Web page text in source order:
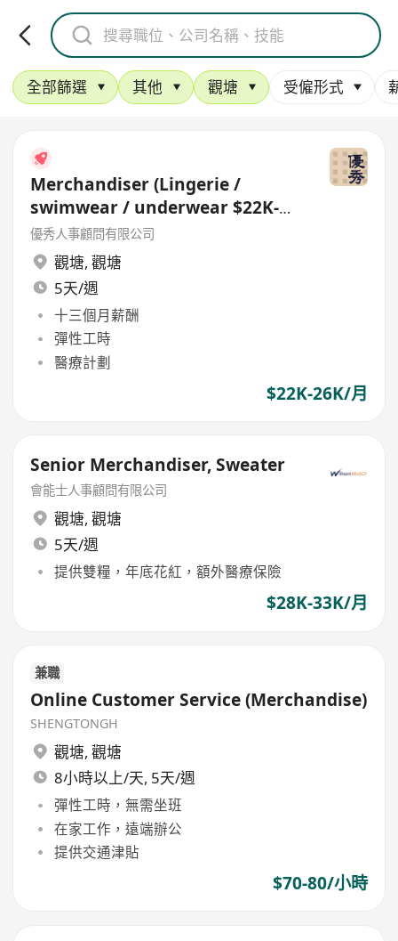
全部篩選 其他 觀塘 受僱形式
Merchandiser (Lingerie /
swimwear / underwear $22K-
26K)
優秀人事顧問有限公司
觀塘, 觀塘
5天/週
十三個月薪酬
彈性工時
醫療計劃
$22K-26K/月
Senior Merchandiser, Sweater
會能士人事顧問有限公司
觀塘, 觀塘
5天/週
提供雙糧，年底花紅，額外醫療保險
$28K-33K/月
兼職
Online Customer Service (Merchandise)
SHENGTONGH
觀塘, 觀塘
8小時以上/天, 5天/週
彈性工時，無需坐班
在家工作，遠端辦公
提供交通津貼
$70-80/小時